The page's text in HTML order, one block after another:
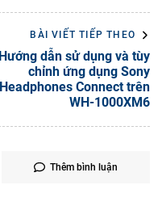
BÀI VIẾT TIẾP THEO
Hướng dẫn sử dụng và tùy
chỉnh ứng dụng Sony
Headphones Connect trên
WH-1000XM6
Thêm bình luận